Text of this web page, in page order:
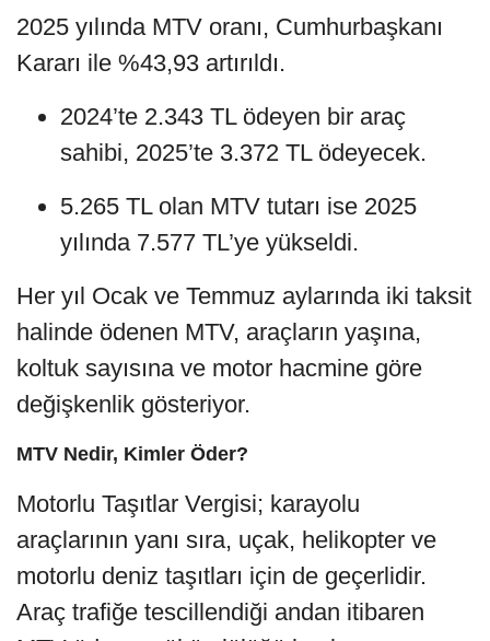
2025 yılında MTV oranı, Cumhurbaşkanı
Kararı ile %43,93 artırıldı.
2024’te 2.343 TL ödeyen bir araç
sahibi, 2025’te 3.372 TL ödeyecek.
5.265 TL olan MTV tutarı ise 2025
yılında 7.577 TL’ye yükseldi.
Her yıl Ocak ve Temmuz aylarında iki taksit
halinde ödenen MTV, araçların yaşına,
koltuk sayısına ve motor hacmine göre
değişkenlik gösteriyor.
MTV Nedir, Kimler Öder?
Motorlu Taşıtlar Vergisi; karayolu
araçlarının yanı sıra, uçak, helikopter ve
motorlu deniz taşıtları için de geçerlidir.
Araç trafiğe tescillendiği andan itibaren